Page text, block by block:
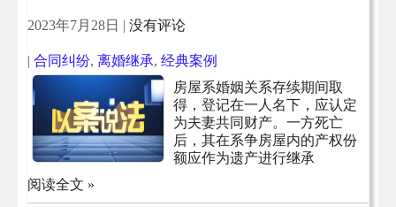
2023年7月28日 | 没有评论
| 合同纠纷, 离婚继承, 经典案例
房屋系婚姻关系存续期间取
得，登记在一人名下，应认定
为夫妻共同财产。一方死亡
后，其在系争房屋内的产权份
额应作为遗产进行继承
阅读全文 »